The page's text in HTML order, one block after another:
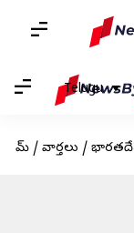
Telugu
హోమ్ / వార్తలు /